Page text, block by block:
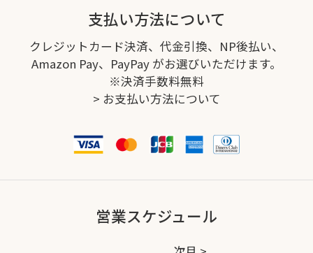
支払い方法について
クレジットカード決済、代金引換、NP後払い、
Amazon Pay、PayPay がお選びいただけます。
※決済手数料無料
> お支払い方法について
営業スケジュール